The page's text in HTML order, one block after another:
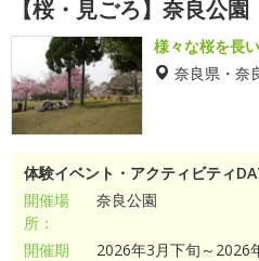
【桜・見ごろ】奈良公園
様々な桜を長
奈良県・奈
体験イベント・アクティビティ
開催場
所：
奈良公園
開催期
2026年3月下旬～2026